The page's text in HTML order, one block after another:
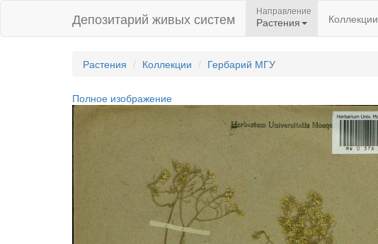
Депозитарий живых систем Направление
Растения Коллекции
Растения Коллекции Гербарий МГУ
Полное изображение